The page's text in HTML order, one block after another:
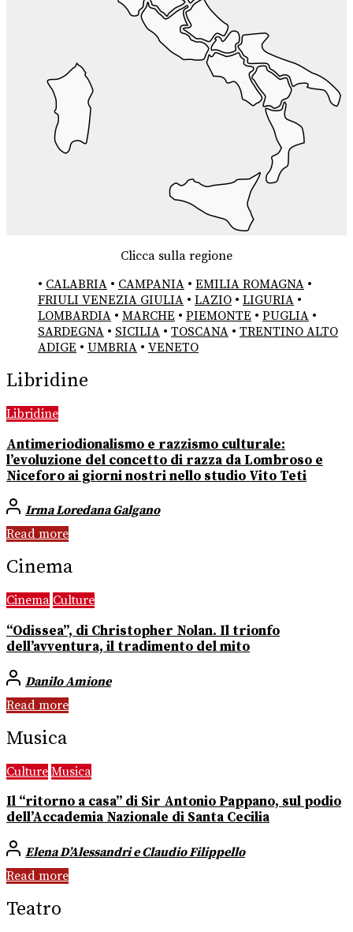
Clicca sulla regione
• CALABRIA • CAMPANIA • EMILIA ROMAGNA •
FRIULI VENEZIA GIULIA • LAZIO • LIGURIA •
LOMBARDIA • MARCHE • PIEMONTE • PUGLIA •
SARDEGNA • SICILIA • TOSCANA • TRENTINO ALTO
ADIGE • UMBRIA • VENETO
Libridine
Libridine
Antimeriodionalismo e razzismo culturale:
l’evoluzione del concetto di razza da Lombroso e
Niceforo ai giorni nostri nello studio Vito Teti
Irma Loredana Galgano
Read more
Cinema
Cinema Culture
“Odissea”, di Christopher Nolan. Il trionfo
dell’avventura, il tradimento del mito
Danilo Amione
Read more
Musica
Culture Musica
Il “ritorno a casa” di Sir Antonio Pappano, sul podio
dell’Accademia Nazionale di Santa Cecilia
Elena D’Alessandri e Claudio Filippello
Read more
Teatro